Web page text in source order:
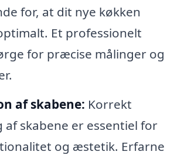
for, at dit nye køkken
Et professionelt
for præcise målinger og
af skabene: Korrekt
skabene er essentiel for
og æstetik. Erfarne